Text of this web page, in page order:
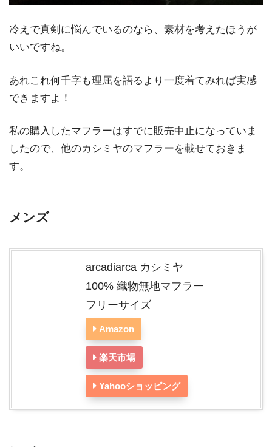
冷えで真剣に悩んでいるのなら、素材を考えたほうが
いいですね。
あれこれ何千字も理屈を語るより一度着てみれば実感
できますよ！
私の購入したマフラーはすでに販売中止になっていま
したので、他のカシミヤのマフラーを載せておきま
す。
メンズ
arcadiarca カシミヤ
100% 織物無地マフラー
フリーサイズ
Amazon
楽天市場
Yahooショッピング